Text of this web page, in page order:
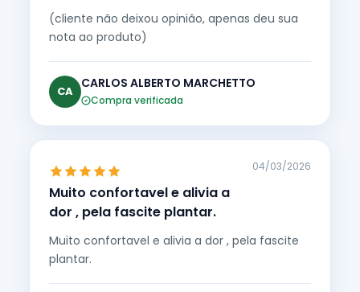
(cliente não deixou opinião, apenas deu sua
nota ao produto)
CA
CARLOS ALBERTO MARCHETTO
Compra verificada
Muito confortavel e alivia a
dor , pela fascite plantar.
04/03/2026
Muito confortavel e alivia a dor , pela fascite
plantar.